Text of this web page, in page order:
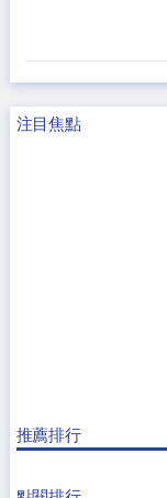
注目焦點
推薦排行